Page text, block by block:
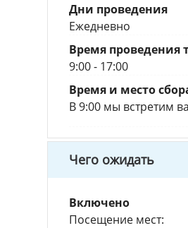
Дни проведения
Ежедневно
Время проведения
9:00 - 17:00
Время и место
В 9:00 мы встретим
Чего ожидать
Включено
Посещение мест: